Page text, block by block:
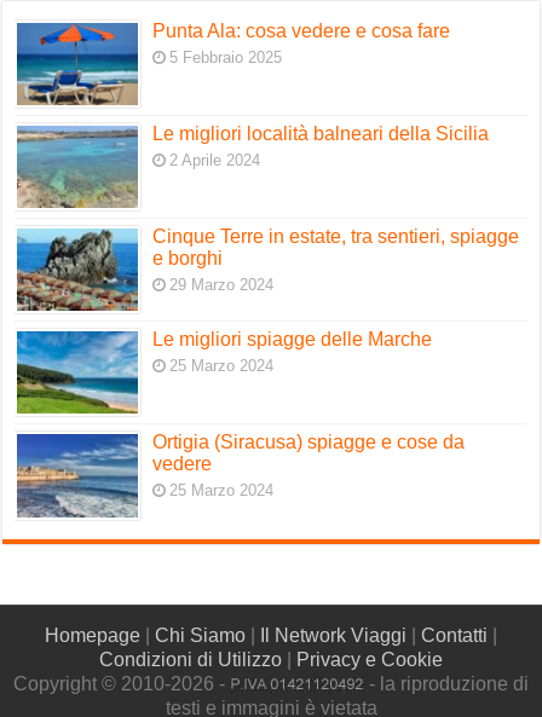
Punta Ala: cosa vedere e cosa fare
5 Febbraio 2025
Le migliori località balneari della Sicilia
2 Aprile 2024
Cinque Terre in estate, tra sentieri, spiagge
e borghi
29 Marzo 2024
Le migliori spiagge delle Marche
25 Marzo 2024
Ortigia (Siracusa) spiagge e cose da
vedere
25 Marzo 2024
Homepage Chi Siamo Il Network Viaggi Contatti
Condizioni di Utilizzo
Privacy e Cookie
Copyright © 2010-2026 -
- la riproduzione di
testi e immagini è vietata